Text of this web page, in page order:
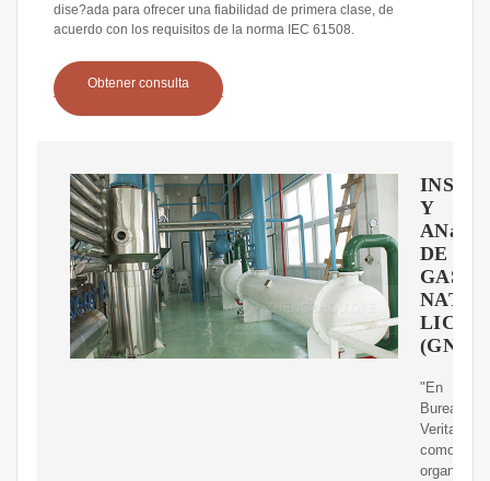
dise?ada para ofrecer una fiabilidad de primera clase, de
acuerdo con los requisitos de la norma IEC 61508.
Obtener consulta
Y
DE
GAS
(GNL)
"En
Bureau
Veritas,
como
organismo